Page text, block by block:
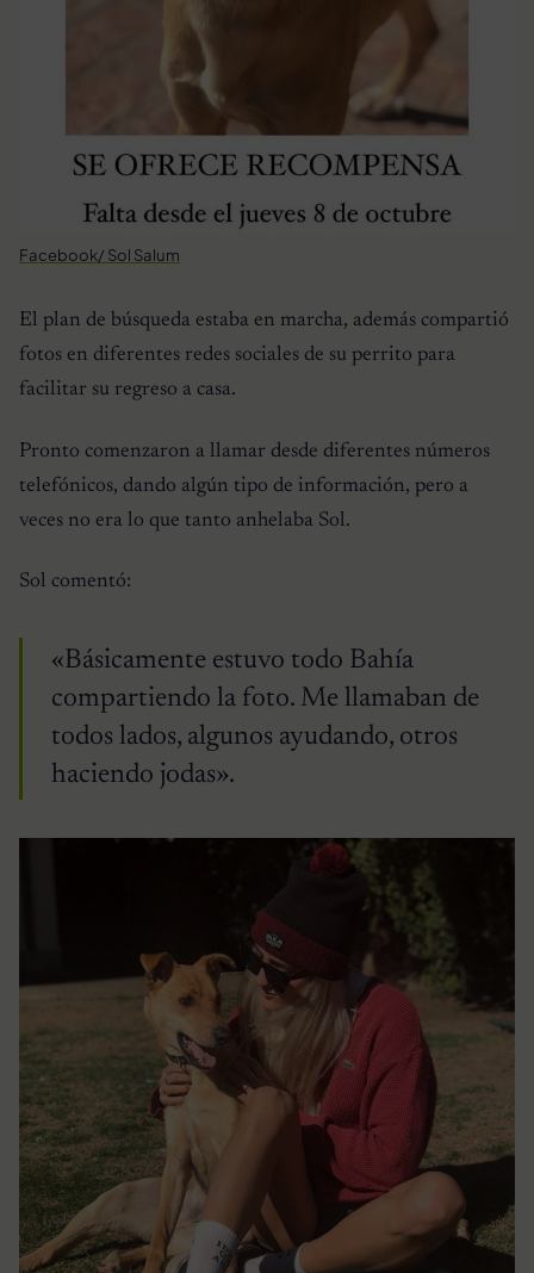
Facebook/ Sol Salum
El plan de búsqueda estaba en marcha, además compartió
fotos en diferentes redes sociales de su perrito para
facilitar su regreso a casa.
Pronto comenzaron a llamar desde diferentes números
telefónicos, dando algún tipo de información, pero a
veces no era lo que tanto anhelaba Sol.
Sol comentó:
«Básicamente estuvo todo Bahía
compartiendo la foto. Me llamaban de
todos lados, algunos ayudando, otros
haciendo jodas».